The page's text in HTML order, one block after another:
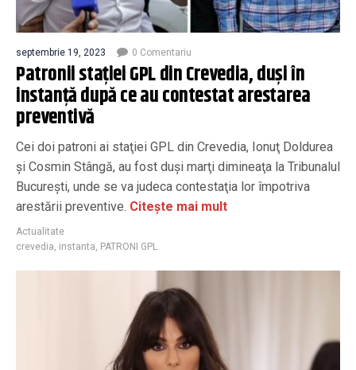
septembrie 19, 2023 0 Comentariu
Patronii staţiei GPL din Crevedia, duşi în
instanţă după ce au contestat arestarea
preventivă
Cei doi patroni ai staţiei GPL din Crevedia, Ionuţ Doldurea
şi Cosmin Stângă, au fost duşi marţi dimineaţa la Tribunalul
Bucureşti, unde se va judeca contestaţia lor împotriva
arestării preventive. Citește mai mult
Actualitate
crevedia, instanta, PATRONI GPL